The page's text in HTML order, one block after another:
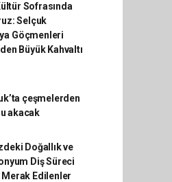
Sofrasında
Selçuk
Göçmenleri
Büyük Kahvaltı
çeşmelerden
akacak
Doğallık ve
Diş Süreci
Merak Edilenler